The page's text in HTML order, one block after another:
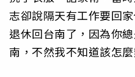
志卻說隔天有工作要回
退休回台南了，因為你
南，不然我不知道該怎麼